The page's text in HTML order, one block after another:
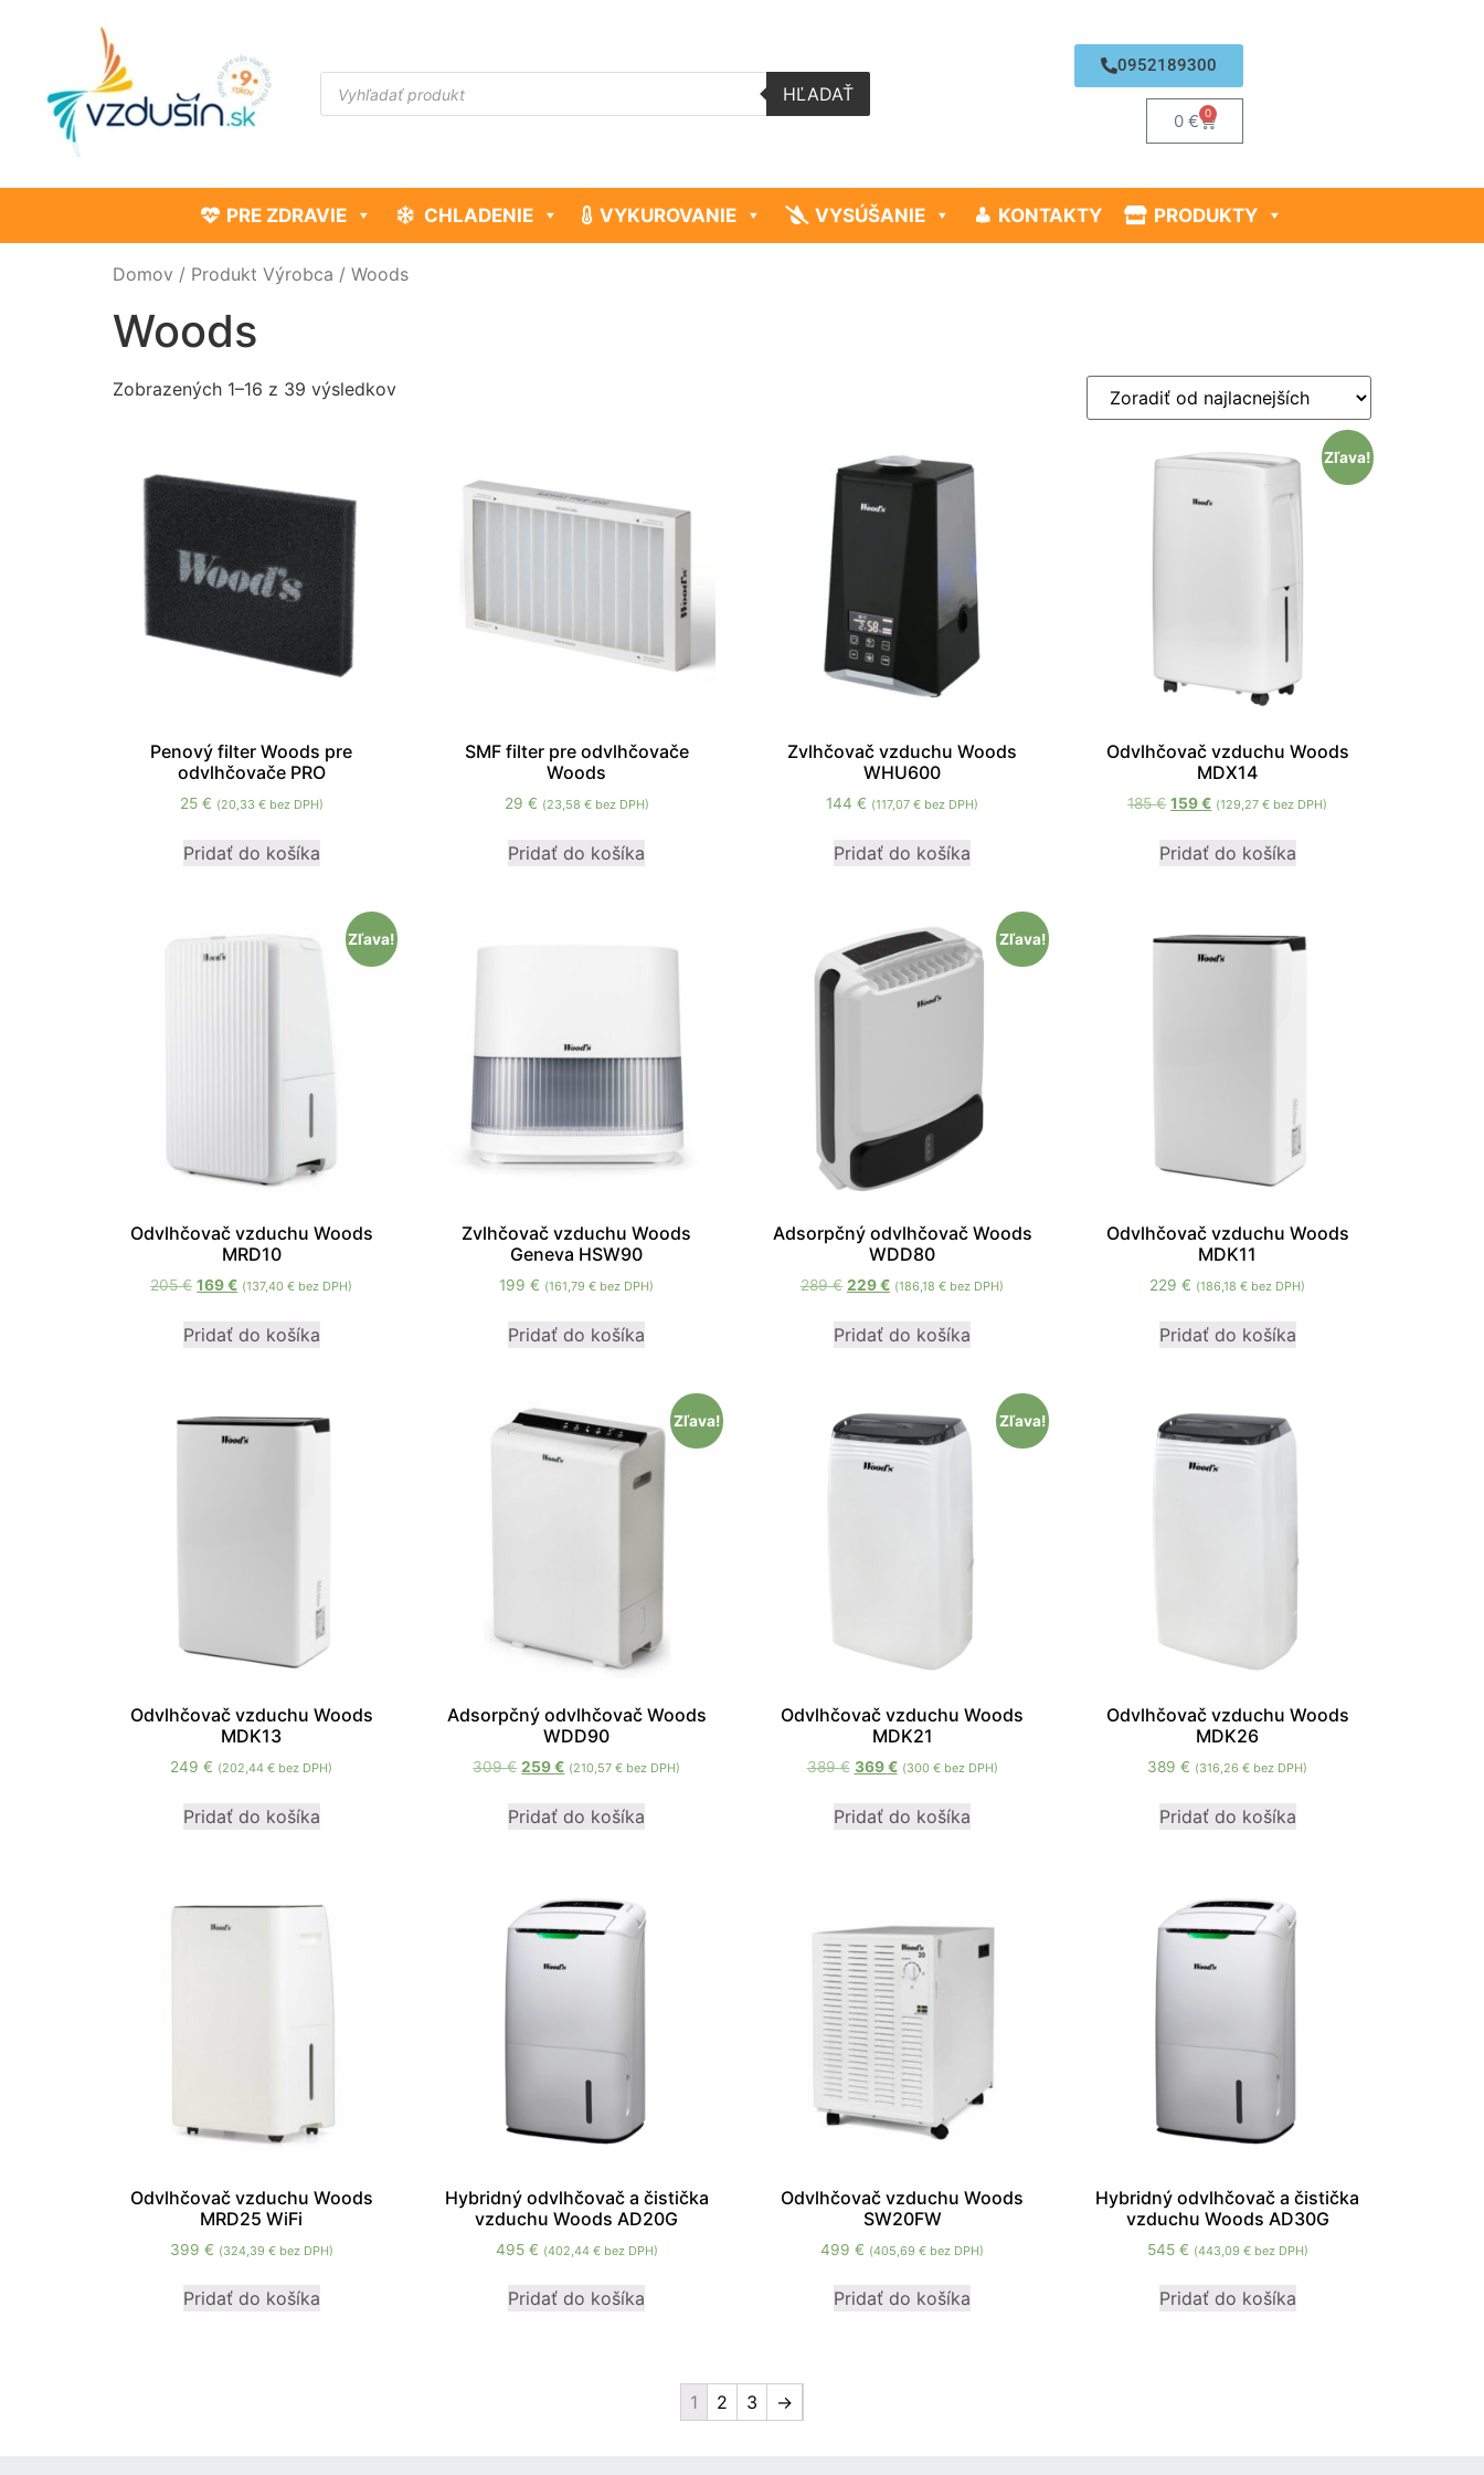
HĽADAŤ
0952189300
0€ 0
PRE ZDRAVIE CHLADENIE VYKUROVANIE VYSÚŠANIE KONTAKTY PRODUKTY
Domov / Produkt Výrobca / Woods
Woods
Zobrazených 1–16 z 39 výsledkov
Penový filter Woods pre
odvlhčovače PRO
25 € (20,33 €bez DPH)
Pridať do košíka
SMF filter pre odvlhčovače
Woods
29 € (23,58 €bez DPH)
Pridať do košíka
Zvlhčovač vzduchu Woods
WHU600
144€ (117,07€ bez DPH)
Pridať do košíka
Zľava!
Odvlhčovač vzduchu Woods
MDX14
185€ 159€ (129,27€ bez DPH)
Pridať do košíka
Zľava!
Odvlhčovač vzduchu Woods
MRD10
205€ 169€ (137,40€ bez DPH)
Pridať do košíka
Zvlhčovač vzduchu Woods
Geneva HSW90
199€ (161,79€ bez DPH)
Pridať do košíka
Zľava!
Adsorpčný odvlhčovač Woods
WDD80
289€ 229€ (186,18€ bez DPH)
Pridať do košíka
Odvlhčovač vzduchu Woods
MDK11
229€ (186,18€ bez DPH)
Pridať do košíka
Odvlhčovač vzduchu Woods
MDK13
249€ (202,44€ bez DPH)
Pridať do košíka
Zľava!
Adsorpčný odvlhčovač Woods
WDD90
309€ 259€ (210,57€ bez DPH)
Pridať do košíka
Zľava!
Odvlhčovač vzduchu Woods
MDK21
389€ 369€ (300 €bez DPH)
Pridať do košíka
Odvlhčovač vzduchu Woods
MDK26
389€ (316,26€ bez DPH)
Pridať do košíka
Odvlhčovač vzduchu Woods
MRD25 WiFi
399 € (324,39 €bez DPH)
Pridať do košíka
Hybridný odvlhčovač a čistička
vzduchu Woods AD20G
495 € (402,44 €bez DPH)
Pridať do košíka
Odvlhčovač vzduchu Woods
SW20FW
499€ (405,69€ bez DPH)
Pridať do košíka
Hybridný odvlhčovač a čistička
vzduchu Woods AD30G
545 € (443,09 €bez DPH)
Pridať do košíka
1 2 3 →
Tieto súbory
cookie nie sú
voliteľné. Sú
fungovanie
webovej
Štatistiky
Aby sme
základe
spôsobu
používania
stránky.
spokojnosť
as possible
during your
Marketing
počas vašej
fungovala
funkcie z
webovej
stránky
zmiznú.